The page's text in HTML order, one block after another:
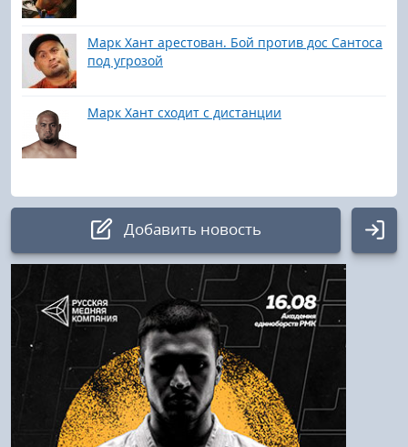
Марк Хант арестован. Бой против дос Сантоса
под угрозой
Марк Хант сходит с дистанции
Добавить новость
Авторизация
Логин:
Пароль